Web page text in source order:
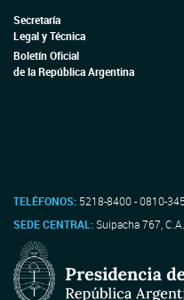
Secretaría
Legal y Técnica
Boletín Oficial
de la República Argentina
TELÉFONOS: 5218-8400 - 0810-
SEDE CENTRAL:Suipacha 767,